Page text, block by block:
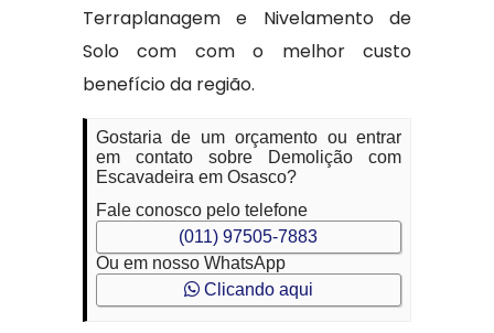
Terraplanagem e Nivelamento de
Solo com com o melhor custo
benefício da região.
Gostaria de um orçamento ou entrar
em contato sobre Demolição com
Escavadeira em Osasco?
Fale conosco pelo telefone
(011) 97505-7883
Ou em nosso WhatsApp
Clicando aqui